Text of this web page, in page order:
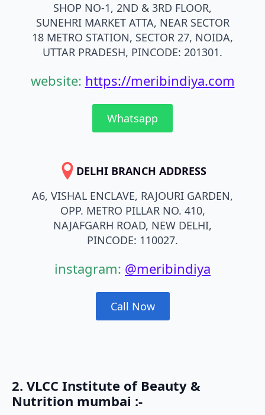
SHOP NO-1, 2ND & 3RD FLOOR,
SUNEHRI MARKET ATTA, NEAR SECTOR
18 METRO STATION, SECTOR 27, NOIDA,
UTTAR PRADESH, PINCODE: 201301.
website: https://meribindiya.com
Whatsapp
DELHI BRANCH ADDRESS
A6, VISHAL ENCLAVE, RAJOURI GARDEN,
OPP. METRO PILLAR NO. 410,
NAJAFGARH ROAD, NEW DELHI,
PINCODE: 110027.
instagram: @meribindiya
Call Now
2. VLCC Institute of Beauty &
Nutrition mumbai :-